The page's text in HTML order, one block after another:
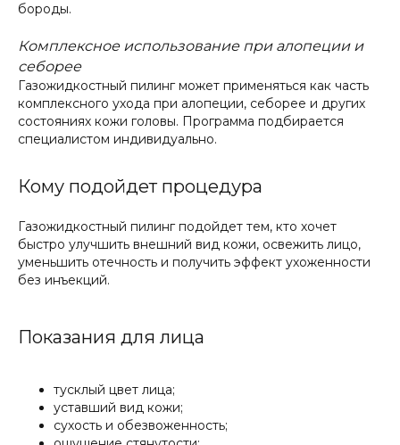
бороды.
Комплексное использование при алопеции и
себорее
Газожидкостный пилинг может применяться как часть
комплексного ухода при алопеции, себорее и других
состояниях кожи головы. Программа подбирается
специалистом индивидуально.
Кому подойдет процедура
Газожидкостный пилинг подойдет тем, кто хочет
быстро улучшить внешний вид кожи, освежить лицо,
уменьшить отечность и получить эффект ухоженности
без инъекций.
Показания для лица
тусклый цвет лица;
уставший вид кожи;
сухость и обезвоженность;
Другие